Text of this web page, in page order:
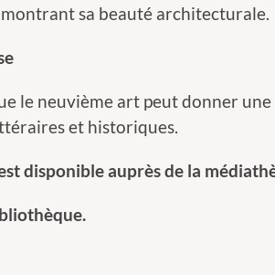
sa beauté architecturale.
le neuvième art peut donner
et historiques.
disponible auprès de la